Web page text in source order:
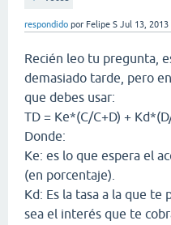
respondido por Felipe S Jul 13, 2013
Recién leo tu pregunta,
demasiado tarde, pero
que debes usar:
TD = Ke*(C/C+D) +
Donde:
Ke: es lo que espera el
(en porcentaje).
Kd: Es la tasa a la que te
sea el interés que te